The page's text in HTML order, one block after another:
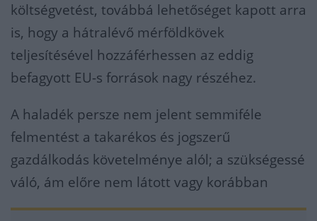
költségvetést, továbbá lehetőséget kapott arra
is, hogy a hátralévő mérföldkövek
teljesítésével hozzáférhessen az eddig
befagyott EU-s források nagy részéhez.
A haladék persze nem jelent semmiféle
felmentést a takarékos és jogszerű
gazdálkodás követelménye alól; a szükségessé
váló, ám előre nem látott vagy korábban